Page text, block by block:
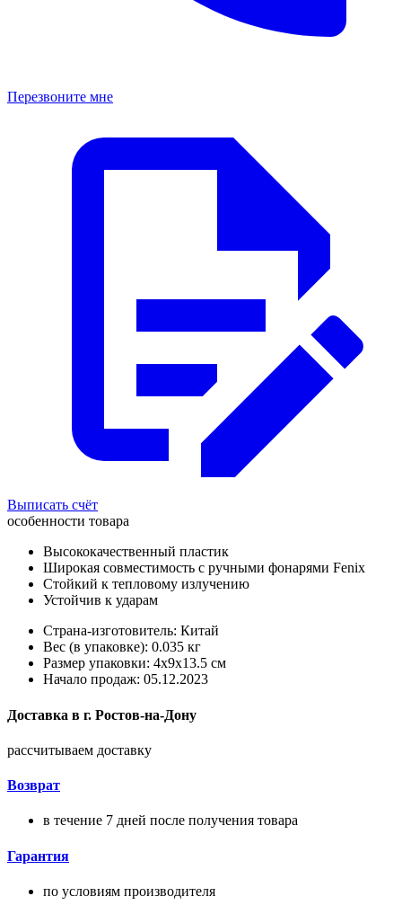
Перезвоните мне
Выписать счёт
особенности товара
Высококачественный пластик
Широкая совместимость с ручными фонарями Fenix
Стойкий к тепловому излучению
Устойчив к ударам
Страна-изготовитель: Китай
Вес (в упаковке): 0.035 кг
Размер упаковки: 4x9x13.5 см
Начало продаж: 05.12.2023
Доставка в г. Ростов-на-Дону
рассчитываем доставку
Возврат
в течение 7 дней после получения товара
Гарантия
по условиям производителя